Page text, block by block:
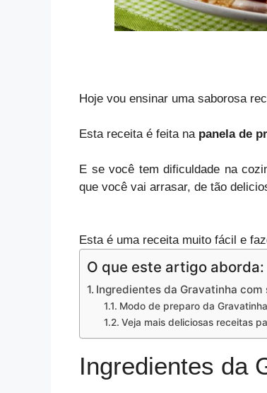
Hoje vou ensinar uma saborosa
Esta receita é feita na panela de
E se você tem dificuldade na
que você vai arrasar, de tão
Esta é uma receita muito fácil e
O que este artigo aborda:
Ingredientes da Gravatinha com
Modo de preparo da
Veja mais deliciosas receitas
Ingredientes da